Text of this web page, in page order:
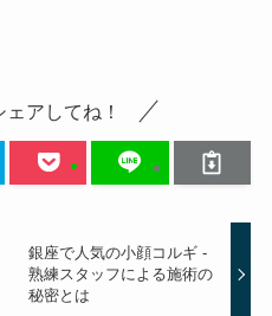
アしてね！
銀座で人気の小顔コルギ -
熟練スタッフによる施術の
秘密とは